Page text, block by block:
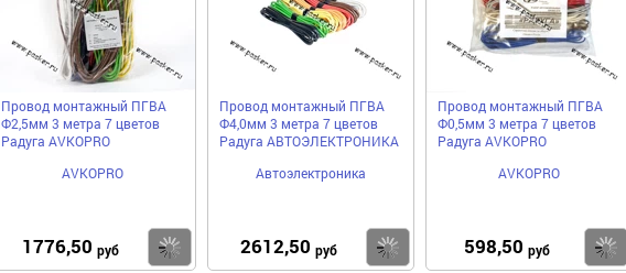
Провод монтажный ПГВА
Ф2,5мм 3 метра 7 цветов
Радуга AVKOPRO
AVKOPRO
1776,50 руб Купить
Провод монтажный ПГВА
Ф4,0мм 3 метра 7 цветов
Радуга АВТОЭЛЕКТРОНИКА
Автоэлектроника
2612,50 руб Купить
Провод монтажный ПГВА
Ф0,5мм 3 метра 7 цветов
Радуга AVKOPRO
AVKOPRO
598,50 руб